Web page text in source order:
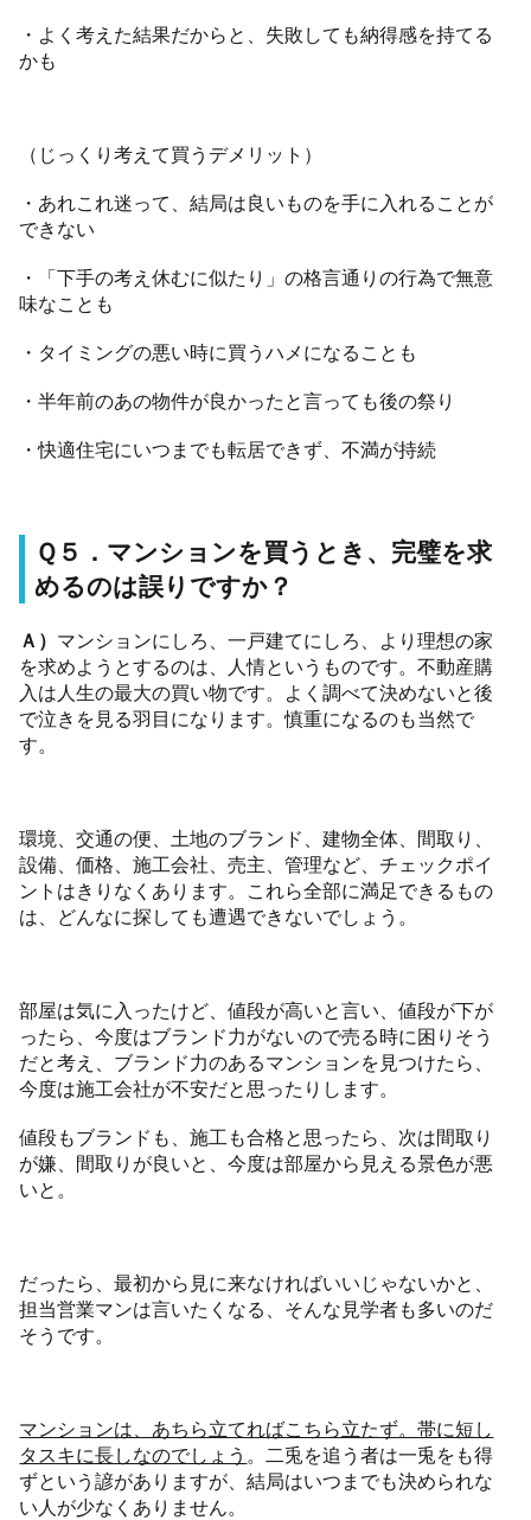
・よく考えた結果だからと、失敗しても納得感を持てる
かも
（じっくり考えて買うデメリット）
・あれこれ迷って、結局は良いものを手に入れることが
できない
・「下手の考え休むに似たり」の格言通りの行為で無意
味なことも
・タイミングの悪い時に買うハメになることも
・半年前のあの物件が良かったと言っても後の祭り
・快適住宅にいつまでも転居できず、不満が持続
Ｑ５．マンションを買うとき、完璧を求
めるのは誤りですか？
Ａ） マンションにしろ、一戸建てにしろ、より理想の家
を求めようとするのは、人情というものです。不動産購
入は人生の最大の買い物です。よく調べて決めないと後
で泣きを見る羽目になります。慎重になるのも当然で
す。
環境、交通の便、土地のブランド、建物全体、間取り、
設備、価格、施工会社、売主、管理など、チェックポイ
ントはきりなくあります。これら全部に満足できるもの
は、どんなに探しても遭遇できないでしょう。
部屋は気に入ったけど、値段が高いと言い、値段が下が
ったら、今度はブランド力がないので売る時に困りそう
だと考え、ブランド力のあるマンションを見つけたら、
今度は施工会社が不安だと思ったりします。
値段もブランドも、施工も合格と思ったら、次は間取り
が嫌、間取りが良いと、今度は部屋から見える景色が悪
いと。
だったら、最初から見に来なければいいじゃないかと、
担当営業マンは言いたくなる、そんな見学者も多いのだ
そうです。
マンションは、あちら立てればこちら立たず。帯に短し
タスキに長しなのでしょう 。二兎を追う者は一兎をも得
ずという諺がありますが、結局はいつまでも決められな
い人が少なくありません。